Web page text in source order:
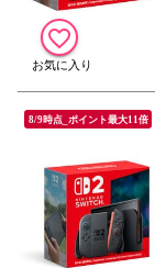
8/9時点_ポイント最大11倍